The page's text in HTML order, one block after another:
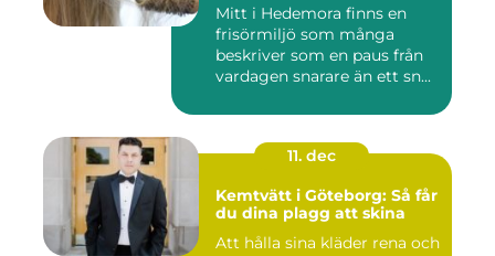
Mitt i Hedemora finns en
frisörmiljö som många
beskriver som en paus från
vardagen snarare än ett sn...
11. dec
Kemtvätt i Göteborg: Så får
du dina plagg att skina
Att hålla sina kläder rena och